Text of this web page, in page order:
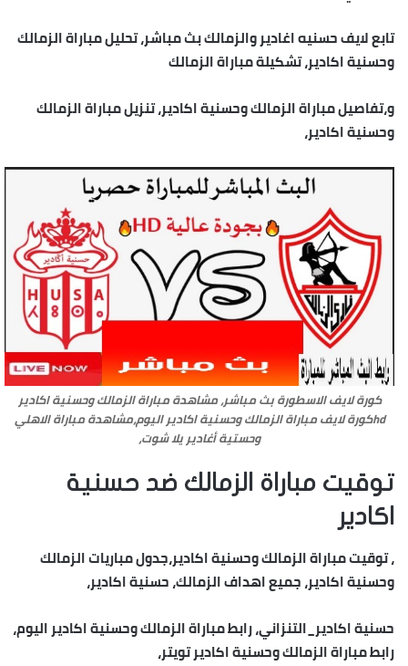
تابع لايف حسنيه اغادير والزمالك بث مباشر، تحليل مباراة الزمالك
وحسنية اكادير، تشكيلة مباراة الزمالك
و،تفاصيل مباراة الزمالك وحسنية اكادير، تنزيل مباراة الزمالك
وحسنية اكادير،
كورة لايف الاسطورة بث مباشر، مشاهدة مباراة الزمالك وحسنية اكادير
hdكورة لايف مباراة الزمالك وحسنية اكادير اليوم،مشاهدة مباراة الاهلي
وحستية أغادير يلا شوت،
توقيت مباراة الزمالك ضد حسنية
اكادير
، توقيت مباراة الزمالك وحسنية اكادير،جدول مباريات الزمالك
وحسنية اكادير، جميع اهداف الزمالك، حسنية اكادير،
حسنية اكادير_التنزاني، رابط مباراة الزمالك وحسنية اكادير اليوم،
رابط مباراة الزمالك وحسنية اكادير تويتر،